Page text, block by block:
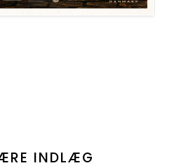
INDLÆG